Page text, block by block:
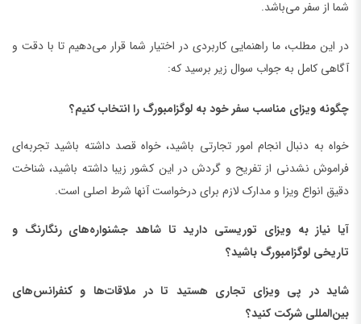
شما از سفر می‌باشد.
در این مطلب، ما راهنمایی کاربردی در اختیار شما قرار می‌دهیم تا با دقت و
آگاهی کامل به جواب سوال زیر برسید که:
چگونه ویزای مناسب سفر خود به لوگزامبورگ را انتخاب کنیم؟
خواه به دنبال انجام امور تجارتی باشید، خواه قصد داشته باشید تجربه‌ای
فراموش نشدنی از تفریح و گردش در این کشور زیبا داشته باشید، شناخت
دقیق انواع ویزا و مدارک لازم برای درخواست آنها شرط اصلی است.
آیا نیاز به ویزای توریستی دارید تا شاهد جشنواره‌های رنگارنگ و
تاریخی لوگزامبورگ باشید؟
شاید در پی ویزای تجاری هستید تا در ملاقات‌ها و کنفرانس‌های
بین‌المللی شرکت کنید؟